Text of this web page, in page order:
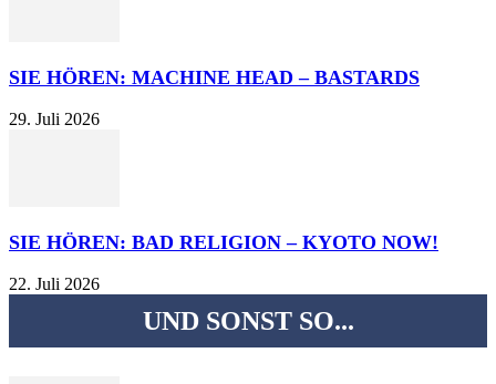
SIE HÖREN: MACHINE HEAD – BASTARDS
29. Juli 2026
SIE HÖREN: BAD RELIGION – KYOTO NOW!
22. Juli 2026
UND SONST SO...